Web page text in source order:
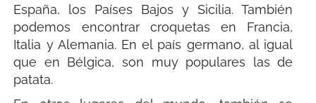
España, los Países Bajos y Sicilia. También
podemos encontrar croquetas en Francia,
Italia y Alemania. En el país germano, al igual
que en Bélgica, son muy populares las de
patata.